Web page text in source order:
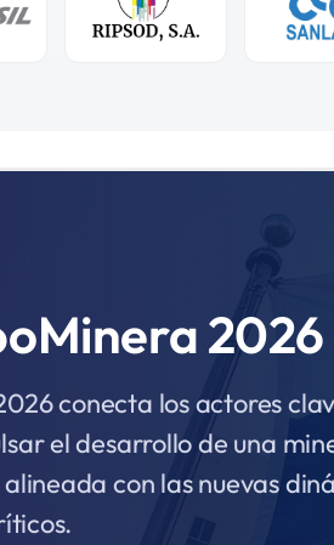
2026
conecta los actores
el desarrollo de una
con las nuevas